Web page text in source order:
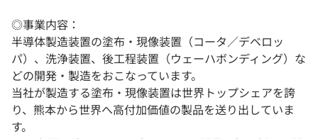
◎事業内容：
半導体製造装置の塗布・現像装置（コータ／デベロッ
パ）、洗浄装置、後工程装置（ウェーハボンディング）な
どの開発・製造をおこなっています。
当社が製造する塗布・現像装置は世界トップシェアを誇
り、熊本から世界へ高付加価値の製品を送り出していま
す。